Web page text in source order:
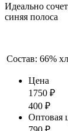
Идеально
синяя полоса
Состав: 66%
Цена
1750 ₽
400 ₽
Оптовая